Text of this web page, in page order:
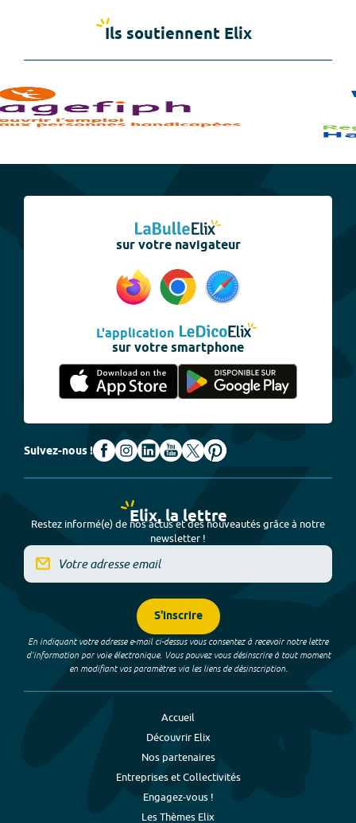
Ils soutiennent Elix
sur votre navigateur
L'application
sur votre smartphone
Suivez-nous !
Elix, la lettre
Restez informé(e) de nos actus et des nouveautés grâce à notre
newsletter !
S'inscrire
En indiquant votre adresse e-mail ci-dessus vous consentez à recevoir notre lettre
d’information par voie électronique. Vous pouvez vous désinscrire à tout moment
en modifiant vos paramètres via les liens de désinscription.
Accueil
Découvrir Elix
Nos partenaires
Entreprises et Collectivités
Engagez-vous !
Les Thèmes Elix